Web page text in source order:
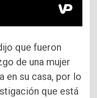
que fueron
de una mujer
en su casa, por lo
que está